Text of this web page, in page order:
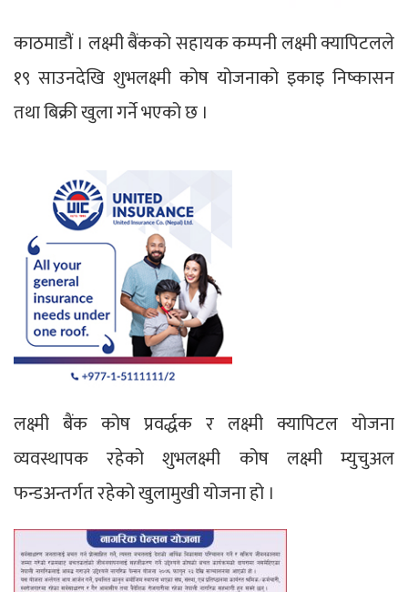
काठमाडौं । लक्ष्मी बैंकको सहायक कम्पनी लक्ष्मी क्यापिटलले
१९ साउनदेखि शुभलक्ष्मी कोष योजनाको इकाइ निष्कासन
तथा बिक्री खुला गर्ने भएको छ ।
लक्ष्मी बैंक कोष प्रवर्द्धक र लक्ष्मी क्यापिटल योजना
व्यवस्थापक रहेको शुभलक्ष्मी कोष लक्ष्मी म्युचुअल
फन्डअन्तर्गत रहेको खुलामुखी योजना हो ।